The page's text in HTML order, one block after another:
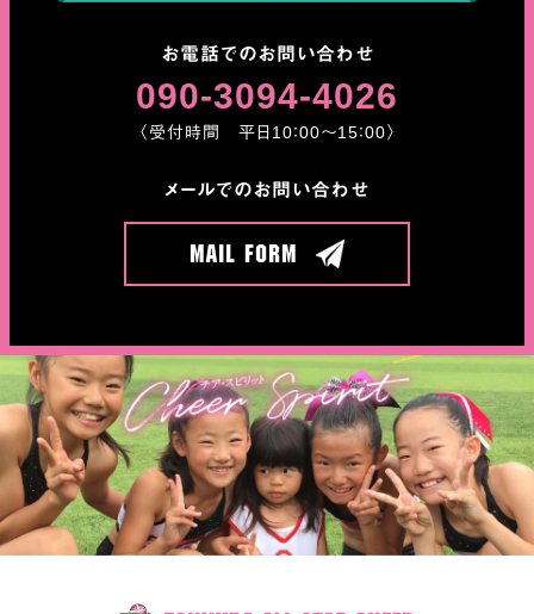
お電話でのお問い合わせ
090-3094-4026
〈受付時間 平日10：00〜15：00〉
メールでのお問い合わせ
Mail Form